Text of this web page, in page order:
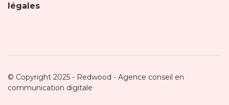
légales
© Copyright 2025 - Redwood - Agence conseil en
communication digitale